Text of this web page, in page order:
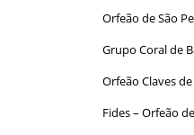
Orfeão de São
Grupo Coral de
Orfeão Claves
Fides – Orfeão